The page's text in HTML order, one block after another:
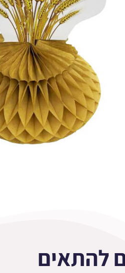
להתאים